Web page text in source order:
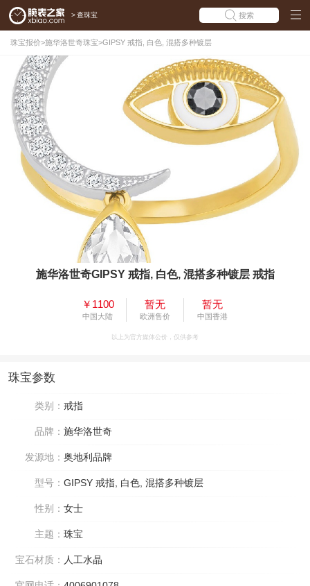
> 查珠宝 搜索
珠宝报价>施华洛世奇珠宝>GIPSY 戒指, 白色, 混搭多种镀层
施华洛世奇GIPSY 戒指, 白色, 混搭多种镀层 戒指
￥1100
中国大陆
暂无
欧洲售价
暂无
中国香港
以上为官方媒体公价，仅供参考
珠宝参数
类别： 戒指
品牌： 施华洛世奇
发源地： 奥地利品牌
型号： GIPSY 戒指, 白色, 混搭多种镀层
性别： 女士
主题： 珠宝
宝石材质： 人工水晶